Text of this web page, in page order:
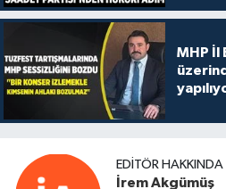
MHP İl
EDITÖR HAKKINDA
İrem Akgümüş